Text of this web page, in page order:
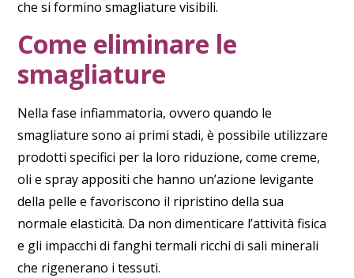
che si formino smagliature visibili.
Come eliminare le
smagliature
Nellafase infiammatoria, ovvero quando le
smagliature sono ai primi stadi, è possibile utilizzare
prodotti specifici per la loro riduzione, come creme,
oli e spray appositi che hanno un’azione levigante
della pelle e favoriscono il ripristino della sua
normale elasticità. Da non dimenticare l’attività fisica
e gli impacchi di fanghi termali ricchi di sali minerali
che rigenerano i tessuti.